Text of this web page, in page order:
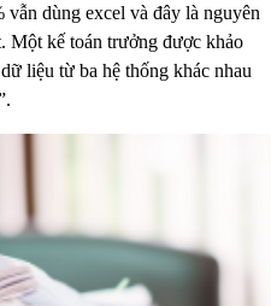
dùng excel và đây là nguyên
Một kế toán trưởng được khảo
liệu từ ba hệ thống khác nhau